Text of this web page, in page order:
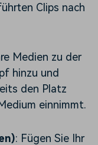
Clips nach
Medien zu der
hinzu und
den Platz
einnimmt.
: Fügen Sie Ihr